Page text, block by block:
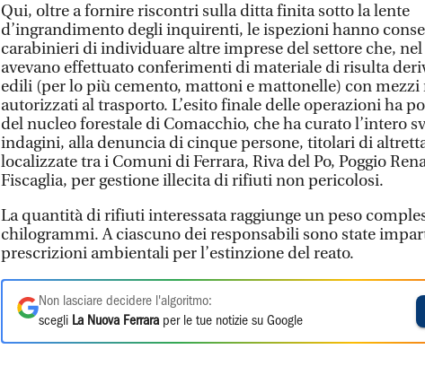
Qui, oltre a fornire riscontri sulla ditta finita sotto la lente
d’ingrandimento degli inquirenti, le ispezioni hanno
carabinieri di individuare altre imprese del settore che,
avevano effettuato conferimenti di materiale di risulta
edili (per lo più cemento, mattoni e mattonelle) con mezzi
autorizzati al trasporto. L’esito finale delle operazioni ha
del nucleo forestale di Comacchio, che ha curato l’intero
indagini, alla denuncia di cinque persone, titolari di
localizzate tra i Comuni di Ferrara, Riva del Po, Poggio
Fiscaglia, per gestione illecita di rifiuti non pericolosi.
La quantità di rifiuti interessata raggiunge un peso
chilogrammi. A ciascuno dei responsabili sono state
prescrizioni ambientali per l’estinzione del reato.
Non lasciare decidere l'algoritmo:
scegli La Nuova Ferrara per le tue notizie su Google